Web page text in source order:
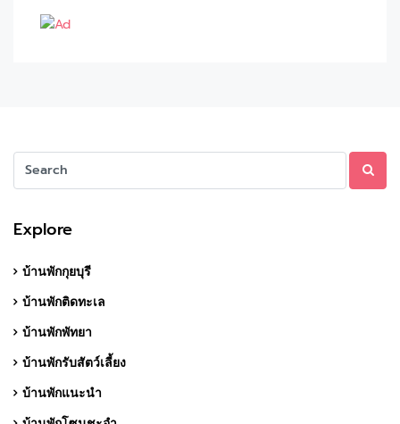
Explore
บ้านพักกุยบุรี
บ้านพักติดทะเล
บ้านพักพัทยา
บ้านพักรับสัตว์เลี้ยง
บ้านพักแนะนำ